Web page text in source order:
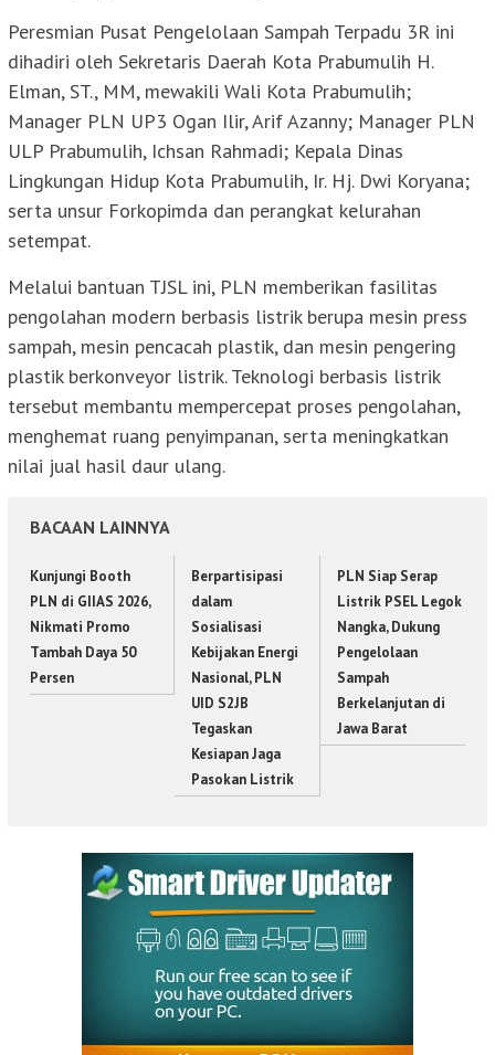
Peresmian Pusat Pengelolaan Sampah Terpadu 3R ini
dihadiri oleh Sekretaris Daerah Kota Prabumulih H.
Elman, ST., MM, mewakili Wali Kota Prabumulih;
Manager PLN UP3 Ogan Ilir, Arif Azanny; Manager PLN
ULP Prabumulih, Ichsan Rahmadi; Kepala Dinas
Lingkungan Hidup Kota Prabumulih, Ir. Hj. Dwi Koryana;
serta unsur Forkopimda dan perangkat kelurahan
setempat.
Melalui bantuan TJSL ini, PLN memberikan fasilitas
pengolahan modern berbasis listrik berupa mesin press
sampah, mesin pencacah plastik, dan mesin pengering
plastik berkonveyor listrik. Teknologi berbasis listrik
tersebut membantu mempercepat proses pengolahan,
menghemat ruang penyimpanan, serta meningkatkan
nilai jual hasil daur ulang.
BACAAN LAINNYA
Kunjungi Booth
PLN di GIIAS 2026,
Nikmati Promo
Tambah Daya 50
Persen
Berpartisipasi
dalam
Sosialisasi
Kebijakan Energi
Nasional, PLN
UID S2JB
Tegaskan
Kesiapan Jaga
Pasokan Listrik
PLN Siap Serap
Listrik PSEL Legok
Nangka, Dukung
Pengelolaan
Sampah
Berkelanjutan di
Jawa Barat